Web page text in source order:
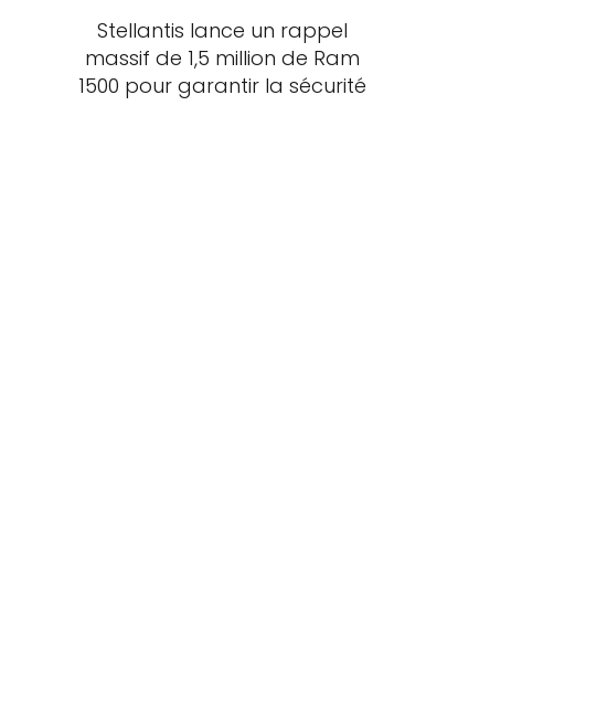
Stellantis lance un rappel
massif de 1,5 million de Ram
1500 pour garantir la sécurité